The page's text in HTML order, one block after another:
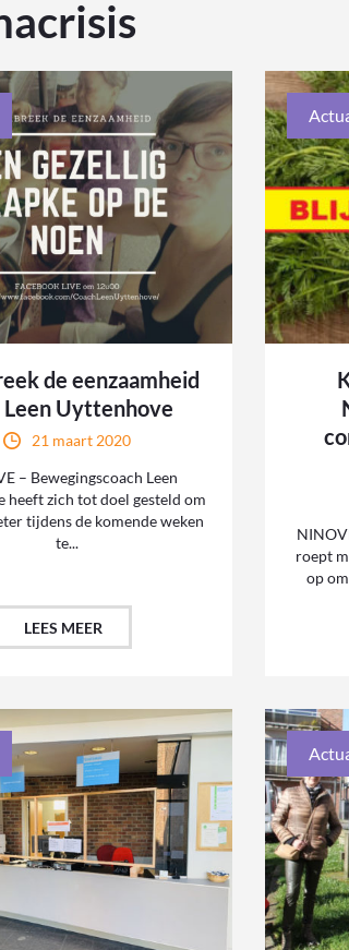
de eenzaamheid
Uyttenhove
21 maart 2020
– Bewegingscoach Leen
heeft zich tot doel gesteld om
tijdens de komende weken
te...
LEES MEER
roept
op